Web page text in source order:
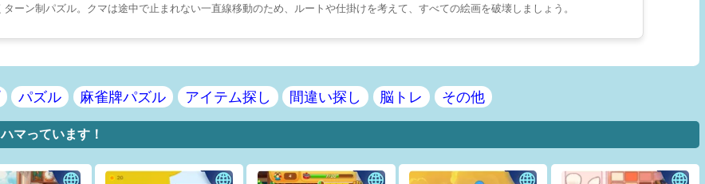
ーン制パズル。クマは途中で止まれない一直線移動のため、ルートや仕掛けを考えて、すべての絵画を破壊しましょう。
パズル 麻雀牌パズル アイテム探し 間違い探し 脳トレ その他
マっています！